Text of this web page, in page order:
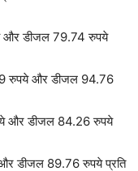
और डीजल 79.74 रुपये
रुपये और डीजल 94.76
और डीजल 84.26 रुपये
डीजल 89.76 रुपये प्रति